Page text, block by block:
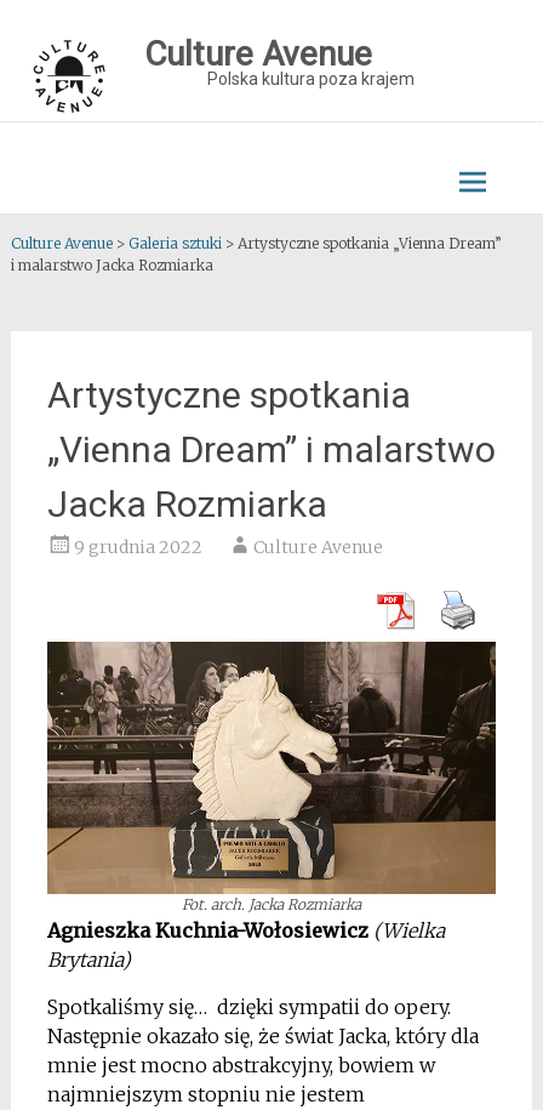
content
Culture Avenue
Polska kultura poza krajem
Culture Avenue> Galeria sztuki> Artystyczne spotkania „Vienna Dream”
i malarstwo Jacka Rozmiarka
Artystyczne spotkania
„Vienna Dream” i malarstwo
Jacka Rozmiarka
9 grudnia 2022 Culture Avenue
Fot. arch. Jacka Rozmiarka
Agnieszka Kuchnia-Wołosiewicz (Wielka
Brytania)
Spotkaliśmy się… dzięki sympatii do opery.
Następnie okazało się, że świat Jacka, który dla
mnie jest mocno abstrakcyjny, bowiem w
najmniejszym stopniu nie jestem